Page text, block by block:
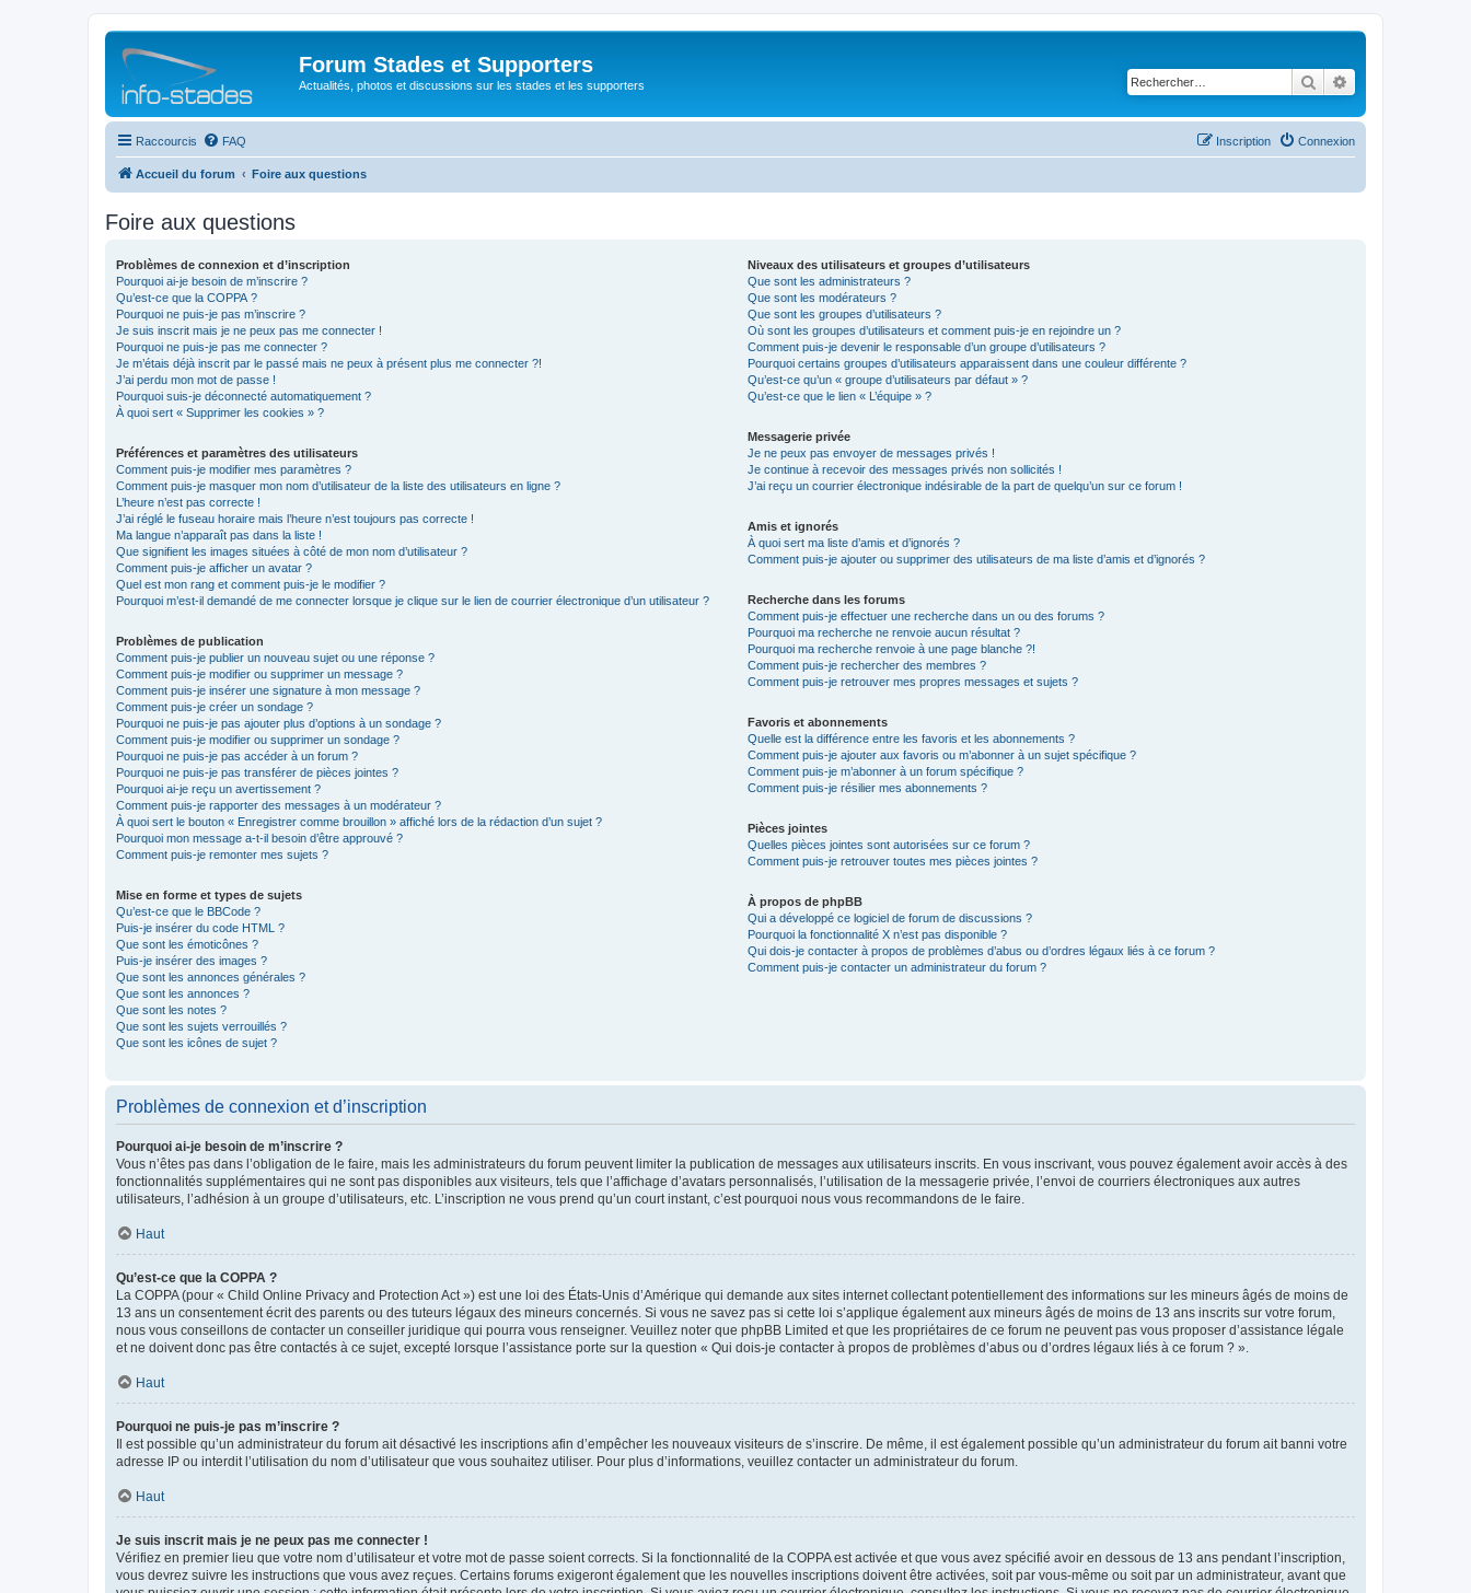
Forum Stades et Supporters
Actualités, photos et discussions sur les stades et les supporters Rechercher
Raccourcis FAQ Connexion
Inscription
Accueil du forum Foire aux questions
Foire aux questions
Problèmes de connexion et d’inscription
Pourquoi ai-je besoin de m’inscrire ?
Qu’est-ce que la COPPA ?
Pourquoi ne puis-je pas m’inscrire ?
Je suis inscrit mais je ne peux pas me connecter !
Pourquoi ne puis-je pas me connecter ?
Je m’étais déjà inscrit par le passé mais ne peux à présent plus me connecter ?!
J’ai perdu mon mot de passe !
Pourquoi suis-je déconnecté automatiquement ?
À quoi sert « Supprimer les cookies » ?
Préférences et paramètres des utilisateurs
Comment puis-je modifier mes paramètres ?
Comment puis-je masquer mon nom d’utilisateur de la liste des utilisateurs en ligne ?
L’heure n’est pas correcte !
J’ai réglé le fuseau horaire mais l’heure n’est toujours pas correcte !
Ma langue n’apparaît pas dans la liste !
Que signifient les images situées à côté de mon nom d’utilisateur ?
Comment puis-je afficher un avatar ?
Quel est mon rang et comment puis-je le modifier ?
Pourquoi m’est-il demandé de me connecter lorsque je clique sur le lien de courrier électronique d’un utilisateur ?
Problèmes de publication
Comment puis-je publier un nouveau sujet ou une réponse ?
Comment puis-je modifier ou supprimer un message ?
Comment puis-je insérer une signature à mon message ?
Comment puis-je créer un sondage ?
Pourquoi ne puis-je pas ajouter plus d’options à un sondage ?
Comment puis-je modifier ou supprimer un sondage ?
Pourquoi ne puis-je pas accéder à un forum ?
Pourquoi ne puis-je pas transférer de pièces jointes ?
Pourquoi ai-je reçu un avertissement ?
Comment puis-je rapporter des messages à un modérateur ?
À quoi sert le bouton « Enregistrer comme brouillon » affiché lors de la rédaction d’un sujet ?
Pourquoi mon message a-t-il besoin d’être approuvé ?
Comment puis-je remonter mes sujets ?
Mise en forme et types de sujets
Qu’est-ce que le BBCode ?
Puis-je insérer du code HTML ?
Que sont les émoticônes ?
Puis-je insérer des images ?
Que sont les annonces générales ?
Que sont les annonces ?
Que sont les notes ?
Que sont les sujets verrouillés ?
Que sont les icônes de sujet ?
Niveaux des utilisateurs et groupes d’utilisateurs
Que sont les administrateurs ?
Que sont les modérateurs ?
Que sont les groupes d’utilisateurs ?
Où sont les groupes d’utilisateurs et comment puis-je en rejoindre un ?
Comment puis-je devenir le responsable d’un groupe d’utilisateurs ?
Pourquoi certains groupes d’utilisateurs apparaissent dans une couleur différente ?
Qu’est-ce qu’un « groupe d’utilisateurs par défaut » ?
Qu’est-ce que le lien « L’équipe » ?
Messagerie privée
Je ne peux pas envoyer de messages privés !
Je continue à recevoir des messages privés non sollicités !
J’ai reçu un courrier électronique indésirable de la part de quelqu’un sur ce forum !
Amis et ignorés
À quoi sert ma liste d’amis et d’ignorés ?
Comment puis-je ajouter ou supprimer des utilisateurs de ma liste d’amis et d’ignorés ?
Recherche dans les forums
Comment puis-je effectuer une recherche dans un ou des forums ?
Pourquoi ma recherche ne renvoie aucun résultat ?
Pourquoi ma recherche renvoie à une page blanche ?!
Comment puis-je rechercher des membres ?
Comment puis-je retrouver mes propres messages et sujets ?
Favoris et abonnements
Quelle est la différence entre les favoris et les abonnements ?
Comment puis-je ajouter aux favoris ou m’abonner à un sujet spécifique ?
Comment puis-je m’abonner à un forum spécifique ?
Comment puis-je résilier mes abonnements ?
Pièces jointes
Quelles pièces jointes sont autorisées sur ce forum ?
Comment puis-je retrouver toutes mes pièces jointes ?
À propos de phpBB
Qui a développé ce logiciel de forum de discussions ?
Pourquoi la fonctionnalité X n’est pas disponible ?
Qui dois-je contacter à propos de problèmes d’abus ou d’ordres légaux liés à ce forum ?
Comment puis-je contacter un administrateur du forum ?
Problèmes de connexion et d’inscription
Pourquoi ai-je besoin de m’inscrire ?
Vous n’êtes pas dans l’obligation de le faire, mais les administrateurs du forum peuvent limiter la publication de messages aux utilisateurs inscrits. En vous inscrivant, vous pouvez également avoir accès à des
fonctionnalités supplémentaires qui ne sont pas disponibles aux visiteurs, tels que l’affichage d’avatars personnalisés, l’utilisation de la messagerie privée, l’envoi de courriers électroniques aux autres
utilisateurs, l’adhésion à un groupe d’utilisateurs, etc. L’inscription ne vous prend qu’un court instant, c’est pourquoi nous vous recommandons de le faire.
Haut
Qu’est-ce que la COPPA ?
La COPPA (pour « Child Online Privacy and Protection Act ») est une loi des États-Unis d’Amérique qui demande aux sites internet collectant potentiellement des informations sur les mineurs âgés de moins de
13 ans un consentement écrit des parents ou des tuteurs légaux des mineurs concernés. Si vous ne savez pas si cette loi s’applique également aux mineurs âgés de moins de 13 ans inscrits sur votre forum,
nous vous conseillons de contacter un conseiller juridique qui pourra vous renseigner. Veuillez noter que phpBB Limited et que les propriétaires de ce forum ne peuvent pas vous proposer d’assistance légale
et ne doivent donc pas être contactés à ce sujet, excepté lorsque l’assistance porte sur la question « Qui dois-je contacter à propos de problèmes d’abus ou d’ordres légaux liés à ce forum ? ».
Haut
Pourquoi ne puis-je pas m’inscrire ?
Il est possible qu’un administrateur du forum ait désactivé les inscriptions afin d’empêcher les nouveaux visiteurs de s’inscrire. De même, il est également possible qu’un administrateur du forum ait banni votre
adresse IP ou interdit l’utilisation du nom d’utilisateur que vous souhaitez utiliser. Pour plus d’informations, veuillez contacter un administrateur du forum.
Haut
Je suis inscrit mais je ne peux pas me connecter !
Vérifiez en premier lieu que votre nom d’utilisateur et votre mot de passe soient corrects. Si la fonctionnalité de la COPPA est activée et que vous avez spécifié avoir en dessous de 13 ans pendant l’inscription,
vous devrez suivre les instructions que vous avez reçues. Certains forums exigeront également que les nouvelles inscriptions doivent être activées, soit par vous-même ou soit par un administrateur, avant que